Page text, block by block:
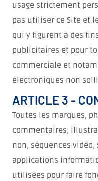
usage strictement
pas utiliser ce Site et
qui y figurent à des
publicitaires et pour
commerciale et
électroniques non
ARTICLE 3 -
Toutes les marques,
commentaires,
non, séquences
applications
utilisées pour faire